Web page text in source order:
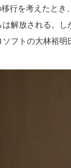
行を考えたと
は解放される。
フトの大林裕明